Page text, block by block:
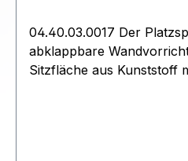
04.40.03.0017 Der
abklappbare
Sitzfläche aus Kunststoff